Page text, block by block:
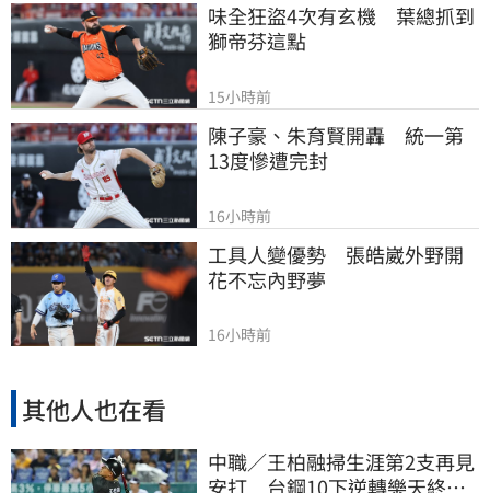
味全狂盜4次有玄機　葉總抓到
獅帝芬這點
15小時前
陳子豪、朱育賢開轟　統一第
13度慘遭完封
16小時前
工具人變優勢　張皓崴外野開
花不忘內野夢
16小時前
其他人也在看
中職／王柏融掃生涯第2支再見
安打 台鋼10下逆轉樂天終止